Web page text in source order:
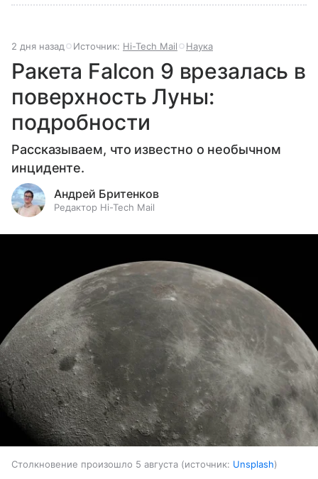
2 дня назад Источник: Hi-Tech Mail Наука
Ракета Falcon 9 врезалась в
поверхность Луны:
подробности
Рассказываем, что известно о необычном
инциденте.
Андрей Бритенков
Редактор Hi-Tech Mail
Столкновение произошло 5 августа источник: Unsplash